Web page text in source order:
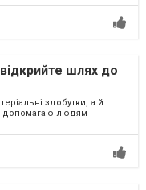
шлях до
здобутки, а й
Я допомагаю людям